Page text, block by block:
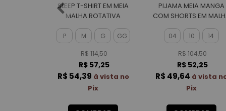
SLEEP T-SHIRT EM MEIA
MALHA ROTATIVA
P M G GG
R$ 114,50
R$ 57,25
R$ 54,39 à vista no
Pix
PIJAMA MEIA MANGA
COM SHORTS EM
04 10 14
R$ 104,50
R$ 52,25
R$ 49,64 à vista
Pix